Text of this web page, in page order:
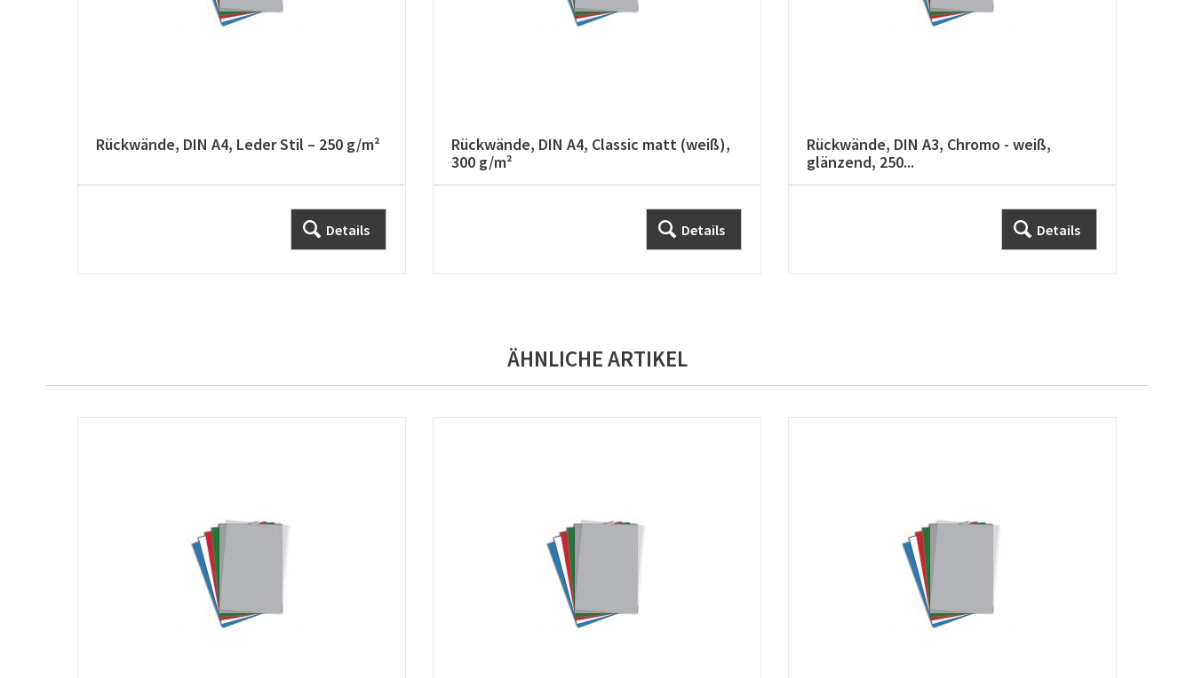
Rückwände, DIN A4, Leder Stil – 250 g/m²
Details
Rückwände, DIN A4, Classic matt (weiß),
300 g/m²
Details
Rückwände, DIN A3, Chromo - weiß,
glänzend, 250...
Details
ÄHNLICHE ARTIKEL